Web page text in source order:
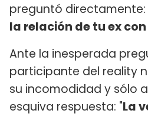
preguntó directamente:
la relación de tu ex con
Ante la inesperada
participante del reality
su incomodidad y sólo
esquiva respuesta: "La